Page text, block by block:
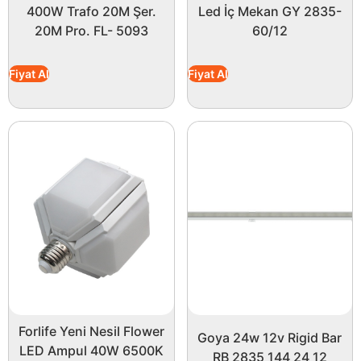
400W Trafo 20M Şer.
20M Pro. FL- 5093
Fiyat Al
Led İç Mekan GY 2835-
60/12
Fiyat Al
Forlife Yeni Nesil Flower
LED Ampul 40W 6500K
Goya 24w 12v Rigid Bar
RB 2835 144 24 12